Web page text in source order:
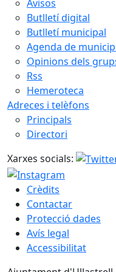
Avisos
Butlletí digital
Butlletí municipal
Agenda de
Opinions dels
Rss
Hemeroteca
Adreces i telèfons
Principals
Directori
Xarxes socials:
Crèdits
Contactar
Protecció dades
Avís legal
Accessibilitat